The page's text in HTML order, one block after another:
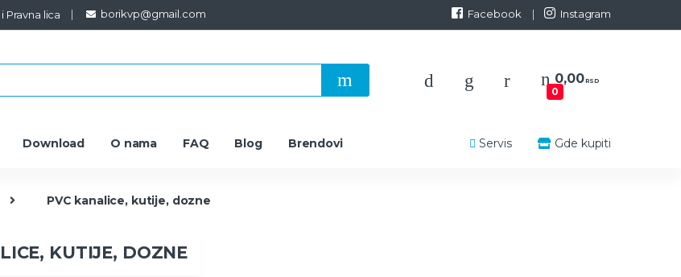
Pravna lica borikvp@gmail.com Facebook Instagram
0
0,00RSD
Download O nama FAQ Blog Brendovi Gde kupiti
Servis
PVC kanalice, kutije, dozne
KUTIJE, DOZNE